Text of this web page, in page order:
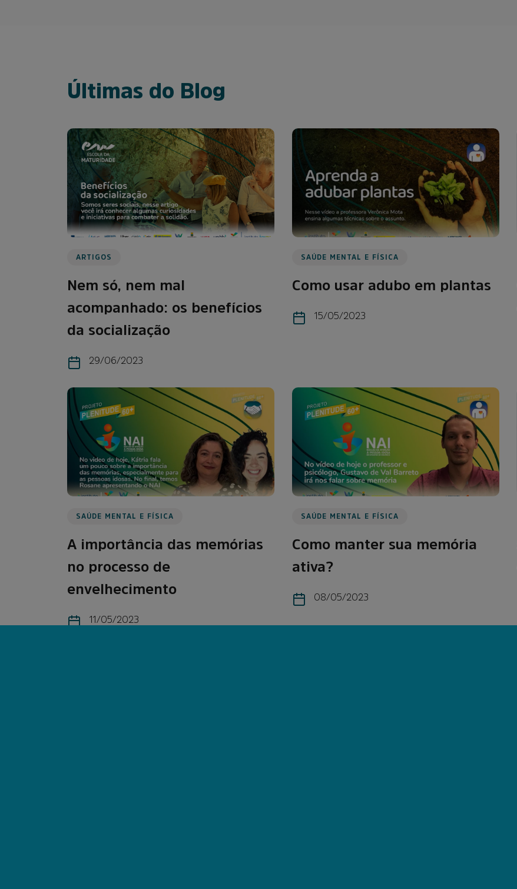
Últimas do Blog
ARTIGOS
Nem só, nem mal
acompanhado: os benefícios
da socialização
29/06/2023
SAÚDE MENTAL E FÍSICA
Como usar adubo em plantas
15/05/2023
SAÚDE MENTAL E FÍSICA
A importância das memórias
no processo de
envelhecimento
11/05/2023
SAÚDE MENTAL E FÍSICA
Como manter sua memória
ativa?
08/05/2023